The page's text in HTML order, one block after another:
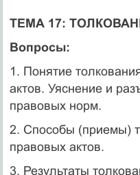
ТЕМА 17:
Вопросы:
1. Понятие
актов. Уяснение и
правовых норм.
2. Способы (приемы)
правовых актов.
3. Результаты